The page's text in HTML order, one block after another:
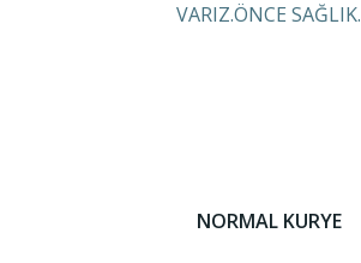
VARIZ.ÖNCE SAĞLIK.
NORMAL KURYE